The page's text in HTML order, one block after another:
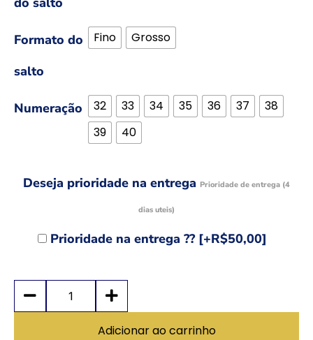
Formato do
salto
Fino Grosso
Numeração 32 33 34 35 36 37
38
39
40
Deseja prioridade na entrega Prioridade de entrega (4
dias uteis)
Prioridade na entrega ?? [+R$50,00]
Adicionar ao carrinho